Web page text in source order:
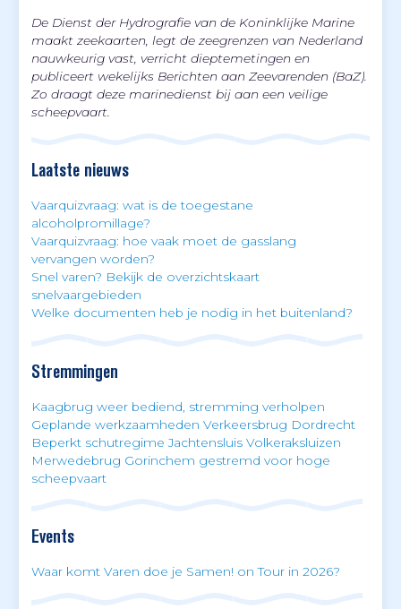
De Dienst der Hydrografie van de Koninklijke Marine
maakt zeekaarten, legt de zeegrenzen van Nederland
nauwkeurig vast, verricht dieptemetingen en
publiceert wekelijks Berichten aan Zeevarenden(BaZ).
Zo draagt deze marinedienst bij aan een veilige
scheepvaart.
Laatste nieuws
Vaarquizvraag: wat is de toegestane
alcoholpromillage?
Vaarquizvraag: hoe vaak moet de gasslang
vervangen worden?
Snel varen? Bekijk de overzichtskaart
snelvaargebieden
Welke documenten heb je nodig in het buitenland?
Stremmingen
Kaagbrug weer bediend, stremming verholpen
Geplande werkzaamheden Verkeersbrug Dordrecht
Beperkt schutregime Jachtensluis Volkeraksluizen
Merwedebrug Gorinchem gestremd voor hoge
scheepvaart
Events
Waar komt Varen doe je Samen! on Tour in 2026?